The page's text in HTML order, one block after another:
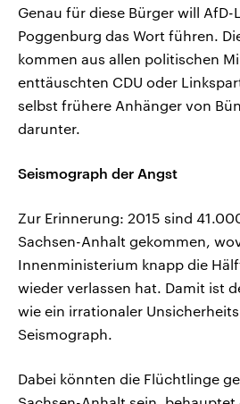
Genau für diese Bürger will AfD-
Poggenburg das Wort führen.
kommen aus allen politischen
enttäuschten CDU oder
selbst frühere Anhänger von
darunter.
Seismograph der Angst
Zur Erinnerung: 2015 sind
Sachsen-Anhalt gekommen,
Innenministerium knapp die
wieder verlassen hat. Damit ist
wie ein irrationaler
Seismograph.
Dabei könnten die Flüchtlinge